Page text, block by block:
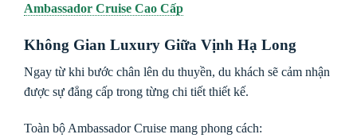
Ambassador Cruise Cao Cấp
Không Gian Luxury Giữa Vịnh Hạ Long
Ngay từ khi bước chân lên du thuyền, du khách sẽ cảm nhận
được sự đẳng cấp trong từng chi tiết thiết kế.
Toàn bộ Ambassador Cruise mang phong cách: